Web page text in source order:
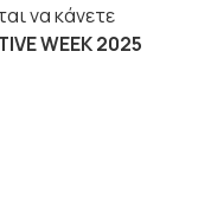
να κάνετε
WEEK 2025